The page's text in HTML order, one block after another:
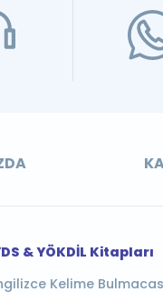
& YÖKDİL Kitapları
Kelime